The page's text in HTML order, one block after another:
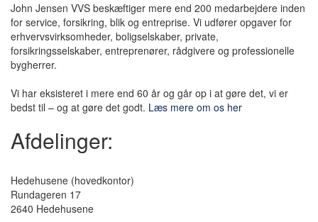
John Jensen VVS beskæftiger mere end 200 medarbejdere inden
for service, forsikring, blik og entreprise. Vi udfører opgaver for
erhvervsvirksomheder, boligselskaber, private,
forsikringsselskaber, entreprenører, rådgivere og professionelle
bygherrer.
Vi har eksisteret i mere end 60 år og går op i at gøre det, vi er
bedst til – og at gøre det godt. Læs mere om os her
Afdelinger:
Hedehusene (hovedkontor)
Rundageren 17
2640 Hedehusene